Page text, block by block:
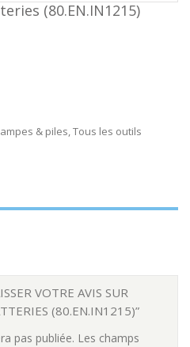
(80.EN.IN1215)
& piles,Tous les outils
VOTRE AVIS SUR
(80.EN.IN1215)”
pas publiée. Les champs